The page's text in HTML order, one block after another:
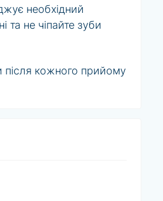
необхідний
не чіпайте зуби
після кожного прийому